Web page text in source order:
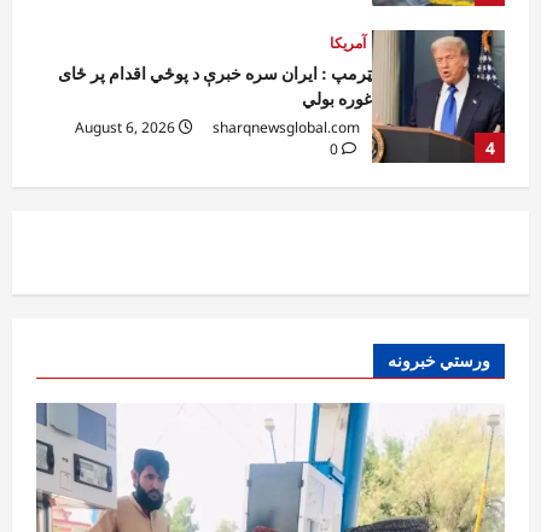
5
افغانستان
کورنیو چارو وزارت: حیرتان کې د بهرنیو
اسعارو د قاچاق هڅه شنډه شوه
sharqnewsglobal.com
0
0
2
چارې په بېلابېلو برخو کې روانې دي
sharqnewsglobal.com
0
آمریکا
ورستي خبرونه